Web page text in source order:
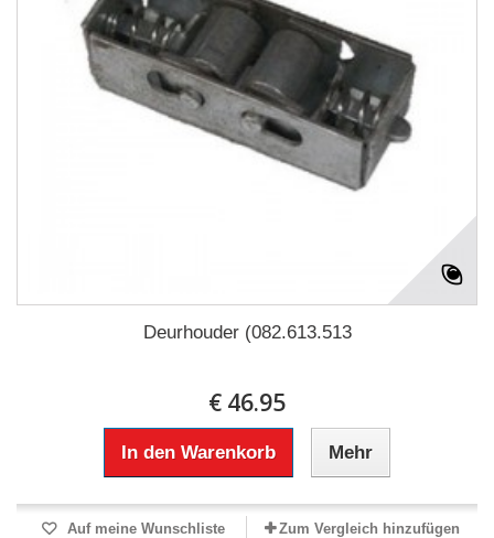
Deurhouder (082.613.513
€ 46.95
In den Warenkorb Mehr
Auf meine Wunschliste Zum Vergleich hinzufügen